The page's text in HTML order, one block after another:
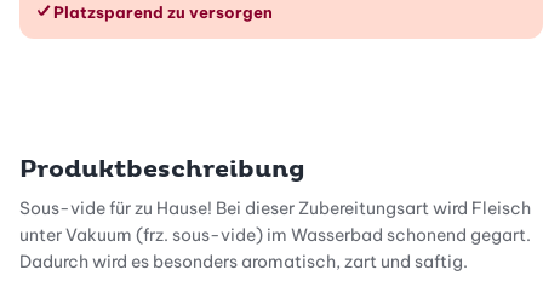
Platzsparend zu versorgen
Produktbeschreibung
Sous-vide für zu Hause! Bei dieser Zubereitungsart wird Fleisch
unter Vakuum (frz. sous-vide) im Wasserbad schonend gegart.
Dadurch wird es besonders aromatisch, zart und saftig.